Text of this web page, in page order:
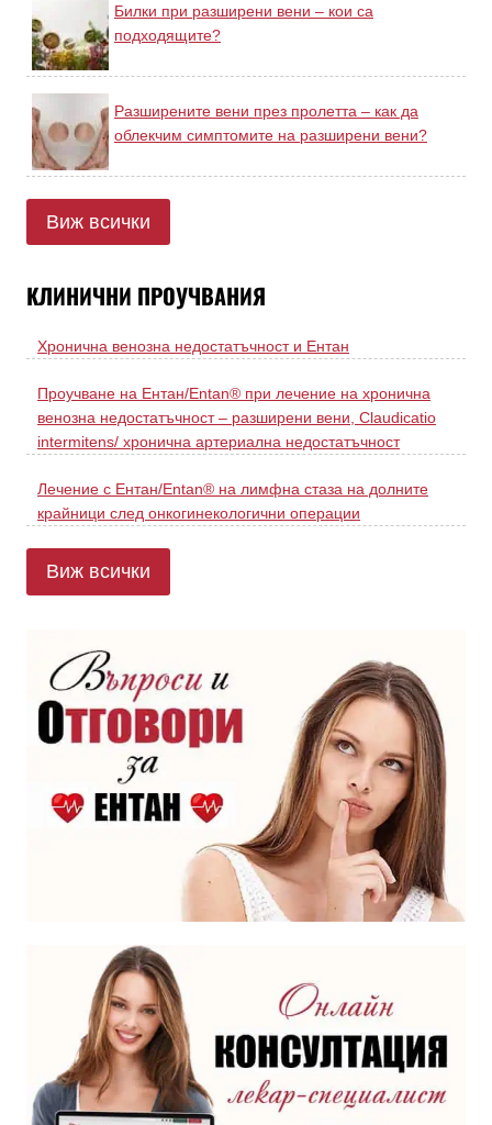
Билки при разширени вени – кои са
подходящите?
Разширените вени през пролетта – как да
облекчим симптомите на разширени вени?
Виж всички
КЛИНИЧНИ ПРОУЧВАНИЯ
Хронична венозна недостатъчност и Ентан
Проучване на Ентан/Entan® при лечение на хронична
венозна недостатъчност – разширени вени, Claudicatio
intermitens/ хронична артериална недостатъчност
Лечение с Ентан/Entan® на лимфна стаза на долните
крайници след онкогинекологични операции
Виж всички